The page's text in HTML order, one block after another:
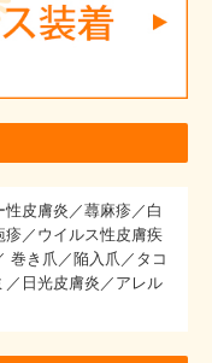
皮膚炎／蕁麻疹／白
／ウイルス性皮膚疾
巻き爪／陥入爪／タコ
／日光皮膚炎／アレル